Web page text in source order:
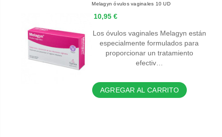
Melagyn óvulos vaginales 10 UD
10,95 €
Los óvulos vaginales Melagyn están
especialmente formulados para
proporcionar un tratamiento
efectiv…
AGREGAR AL CARRITO